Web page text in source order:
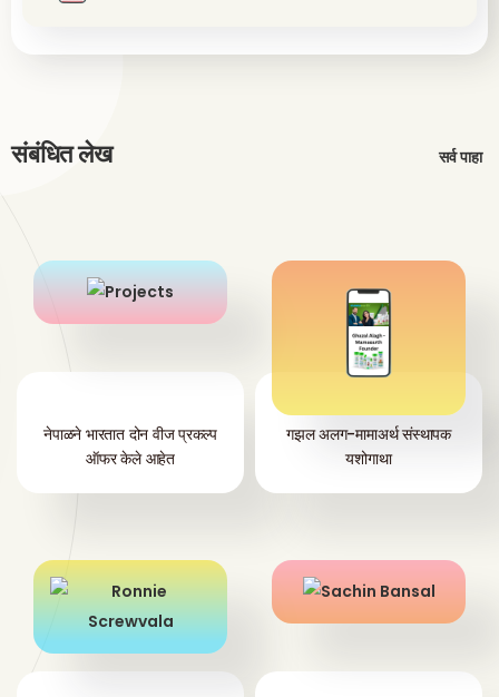
संबंधित लेख सर्व पाहा
नेपाळने भारतात दोन वीज प्रकल्प
ऑफर केले आहेत
गझल अलग-मामाअर्थ संस्थापक
यशोगाथा